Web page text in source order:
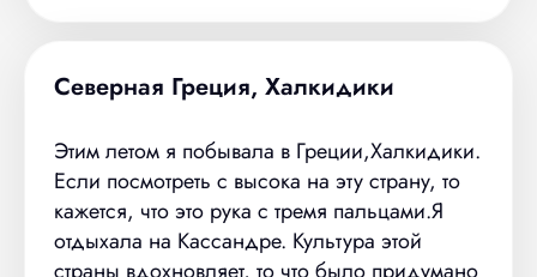
познакомились. Общались. На обратном
пути мы вдвоем были на местах рядом с
водителем. Авто приемник не работал. Тогда
микрофон, включаю телефон и нам весело.
Все под кубинским ромом веселые.
Светлана прилетела с двумя подругами,
составить им компанию, подруги хотели
Северная Греция, Халкидики
Этим летом я побывала в Греции,Халкидики.
Если посмотреть с высока на эту страну, то
кажется, что это рука с тремя пальцами.Я
отдыхала на Кассандре. Культура этой
страны вдохновляет, то что было придумано